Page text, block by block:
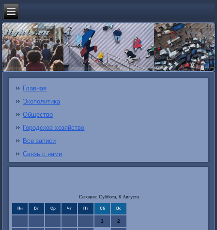
Главная
Экополитика
Общество
Городское хозяйство
Все записи
Связь с нами
Сегодня: Суббота, 8 Августа
Пн Вт Ср Чт Пт Сб Вс
1 2